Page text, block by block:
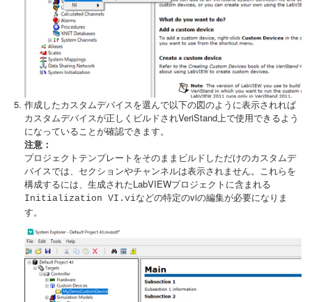
作成したカスタムデバイスを選んで以下の図のように表示されれば
カスタムデバイスが正しくビルドされVeriStand上で使用できるよう
になっていることが確認できます。
注意：
プロジェクトテンプレートをそのままビルドしただけのカスタムデ
バイスでは、セクションやチャンネルは表示されません。これらを
構成するには、生成されたLabVIEWプロジェクトに含まれる
Initialization VI.viなどの特定のviの編集が必要になりま
す。